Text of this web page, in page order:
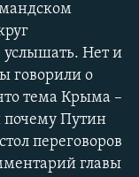
услышать. Нет и
говорили о
тема Крыма –
почему Путин
переговоров
главы